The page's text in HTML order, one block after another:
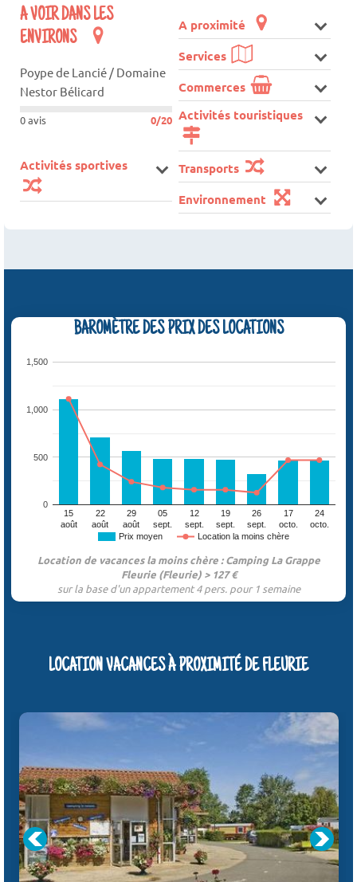
A VOIR DANS LES
ENVIRONS
Poype de Lancié / Domaine
Nestor Bélicard
0 avis 0/20
A proximité
Services
Commerces
Activités touristiques
Activités sportives
Transports
Environnement
BAROMÈTRE DES PRIX DES LOCATIONS
Prix moyen Location la moins chère
15
août
22
août
29
août
05
sept.
12
sept.
19
sept.
26
sept.
17
octo.
24
octo.
0
500
1,000
1,500
Location de vacances la moins chère : Camping La Grappe
Fleurie (Fleurie) > 127 €
sur la base d'un appartement 4 pers. pour 1 semaine
LOCATION VACANCES À PROXIMITÉ DE FLEURIE